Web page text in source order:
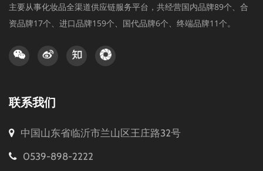
主要从事化妆品全渠道供应链服务平台，共经营国内品牌89个、合
资品牌17个、进口品牌159个、国代品牌6个、终端品牌11个。
联系我们
中国山东省临沂市兰山区王庄路32号
0539-898-2222